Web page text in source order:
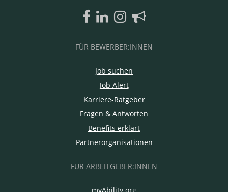
FÜR BEWERBER:INNEN
Job suchen
Job Alert
Karriere-Ratgeber
Fragen & Antworten
Benefits erklärt
Partnerorganisationen
FÜR ARBEITGEBER:INNEN